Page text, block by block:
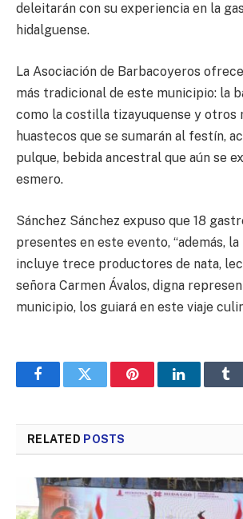
deleitarán con su experiencia en la
hidalguense.
La Asociación de Barbacoyeros
más tradicional de este municipio: la
como la costilla tizayuquense y otros
huastecos que se sumarán al festín,
pulque, bebida ancestral que aún se
esmero.
Sánchez Sánchez expuso que 18
presentes en este evento, “además,
incluye trece productores de nata,
señora Carmen Ávalos, digna
municipio, los guiará en este viaje
FacebookTwitter PinterestLinkedIn
RELATED POSTS